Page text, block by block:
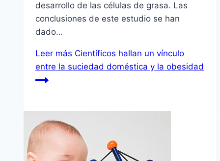
desarrollo de las células de grasa. Las
conclusiones de este estudio se han
dado…
Leer más Científicos hallan un vínculo
entre la suciedad doméstica y la obesidad